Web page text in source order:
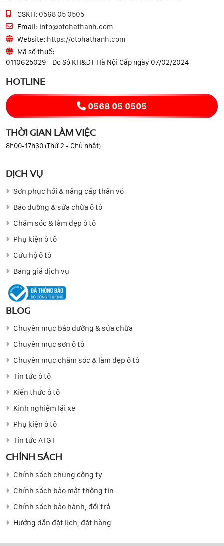
CSKH: 0568 05 0505
Email: info@otohathanh.com
Website: https://otohathanh.com
Mã số thuế:
0110625029 - Do Sở KH&ĐT Hà Nội Cấp ngày 07/02/2024
HOTLINE
0568 05 0505
THỜI GIAN LÀM VIỆC
8h00-17h30 (Thứ 2 - Chủ nhật)
DỊCH VỤ
Sơn phục hồi & nâng cấp thân vỏ
Bảo dưỡng & sửa chữa ô tô
Chăm sóc & làm đẹp ô tô
Phụ kiện ô tô
Cứu hộ ô tô
Bảng giá dịch vụ
BLOG
Chuyên mục bảo dưỡng & sửa chữa
Chuyên mục sơn ô tô
Chuyên mục chăm sóc & làm đẹp ô tô
Tin tức ô tô
Kiến thức ô tô
Kinh nghiệm lái xe
Phụ kiện ô tô
Tin tức ATGT
CHÍNH SÁCH
Chính sách chung công ty
Chính sách bảo mật thông tin
Chính sách bảo hành, đổi trả
Hướng dẫn đặt lịch, đặt hàng